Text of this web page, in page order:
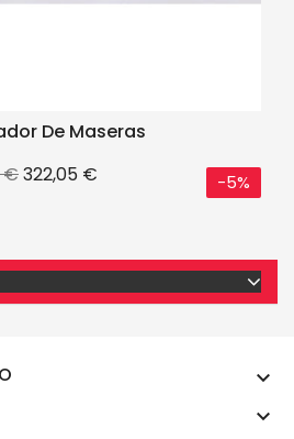
De Maseras
€Precio
322,05 € -5%

